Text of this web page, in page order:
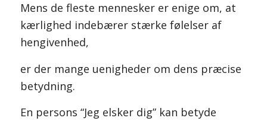
Mens de fleste mennesker er enige om, at
kærlighed indebærer stærke følelser af
hengivenhed,
er der mange uenigheder om dens præcise
betydning.
En persons “Jeg elsker dig” kan betyde